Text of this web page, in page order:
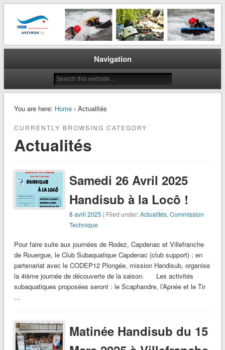
CODEP 12
La plongée en Aveyron…
Navigation
You are here: Home› Actualités
CURRENTLY BROWSING CATEGORY
Actualités
Samedi 26 Avril 2025
Handisub à la Locô !
8 avril 2025 | Filed under:Actualités,Commission
Technique
Pour faire suite aux journées de Rodez, Capdenac et Villefranche
de Rouergue, le Club Subaquatique Capdenac (club support) ; en
partenariat avec le CODEP12 Plongée, mission Handisub, organise
la 4ième journée de découverte de la saison. Les activités
subaquatiques proposées seront : le Scaphandre, l’Apnée et le Tir
…
Matinée Handisub du 15